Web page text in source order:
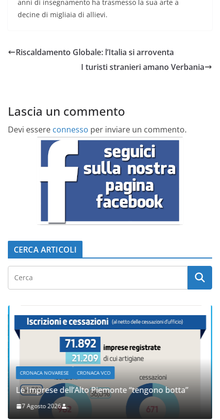
anni di insegnamento ha trasmesso la sua arte a
decine di migliaia di allievi.
Riscaldamento Globale: l’Italia si arroventa
I turisti stranieri amano Verbania
Lascia un commento
Devi essere connesso per inviare un commento.
CERCA ARTICOLI
CRONACA NOVARESE CRONACA VCO
Le Imprese dell’Alto Piemonte “tengono botta”
7 Agosto 2026 .